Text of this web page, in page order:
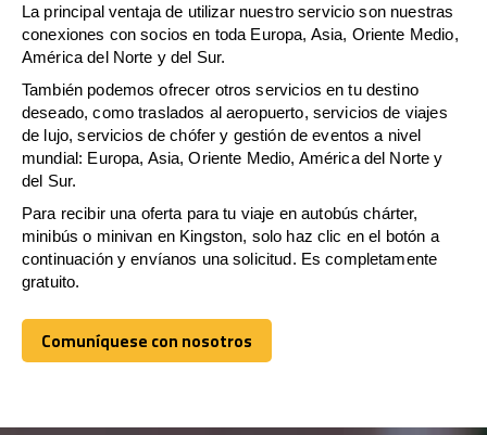
La principal ventaja de utilizar nuestro servicio son nuestras
conexiones con socios en toda Europa, Asia, Oriente Medio,
América del Norte y del Sur.
También podemos ofrecer otros servicios en tu destino
deseado, como traslados al aeropuerto, servicios de viajes
de lujo, servicios de chófer y gestión de eventos a nivel
mundial: Europa, Asia, Oriente Medio, América del Norte y
del Sur.
Para recibir una oferta para tu viaje en autobús chárter,
minibús o minivan en Kingston, solo haz clic en el botón a
continuación y envíanos una solicitud. Es completamente
gratuito.
Comuníquese con nosotros
Comuníquese con nosotros